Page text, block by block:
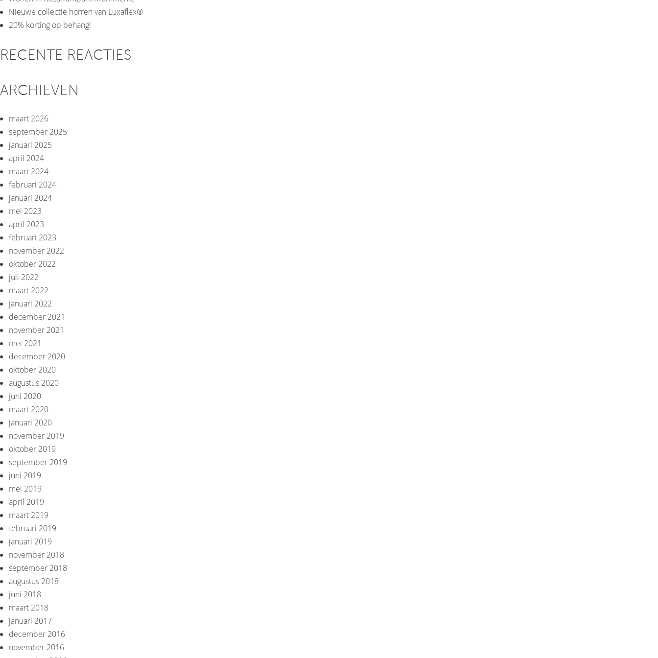
Nieuwe collectie horren van Luxaflex®
20% korting op behang!
RECENTE REACTIES
ARCHIEVEN
maart 2026
september 2025
januari 2025
april 2024
maart 2024
februari 2024
januari 2024
mei 2023
april 2023
februari 2023
november 2022
oktober 2022
juli 2022
maart 2022
januari 2022
december 2021
november 2021
mei 2021
december 2020
oktober 2020
augustus 2020
juni 2020
maart 2020
januari 2020
november 2019
oktober 2019
september 2019
juni 2019
mei 2019
april 2019
maart 2019
februari 2019
januari 2019
november 2018
september 2018
augustus 2018
juni 2018
maart 2018
januari 2017
december 2016
november 2016